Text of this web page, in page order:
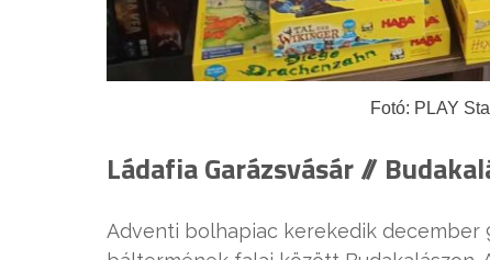
Fotó: PLAY
Ládafia Garázsvásár //
Adventi bolhapiac kerekedik december